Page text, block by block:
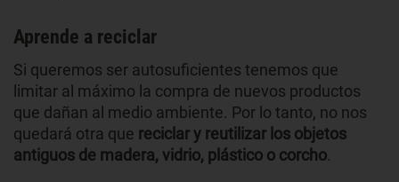
Aprende a reciclar
Si queremos ser autosuficientes tenemos que
limitar al máximo la compra de nuevos productos
que dañan al medio ambiente. Por lo tanto, no nos
quedará otra que reciclar y reutilizar los objetos
antiguos de madera, vidrio, plástico o corcho.